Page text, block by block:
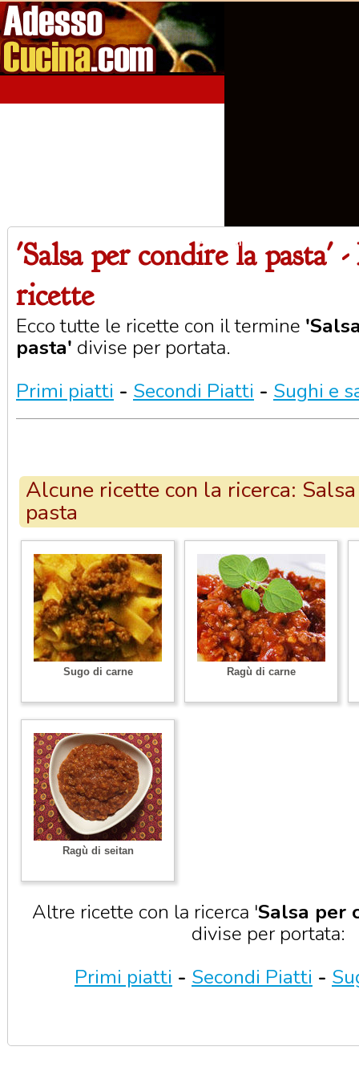
Antipasti
'Salsa per condire la pasta' -
ricette
Ecco tutte le ricette con il termine
pasta' divise per portata.
Primi piatti - Secondi Piatti - Sughi e
Alcune ricette con la ricerca:
pasta
Sugo di carne Ragù di carne
Ragù di seitan
Altre ricette con la ricerca 'Salsa per
divise per portata:
Primi piatti - Secondi Piatti -